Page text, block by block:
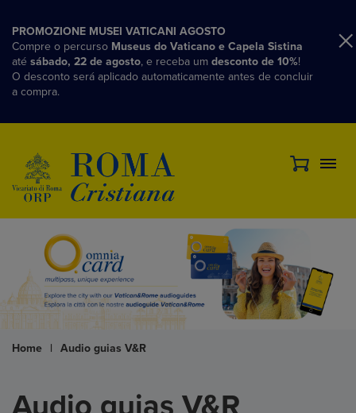
PROMOZIONE MUSEI VATICANI AGOSTO
Compre o percurso Museus do Vaticano e Capela Sistina
até sábado, 22 de agosto, e receba um desconto de 10%!
O desconto será aplicado automaticamente antes de concluir
a compra.
Home | Audio guias V&R
Audio guias V&R